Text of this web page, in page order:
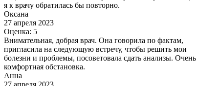
я к врачу обратилась бы повторно.
Оксана
27 апреля 2023
Оценка: 5
Внимательная, добрая врач. Она говорила по фактам,
пригласила на следующую встречу, чтобы решить мои
болезни и проблемы, посоветовала сдать анализы. Очень
комфортная обстановка.
Анна
27 апреля 2023